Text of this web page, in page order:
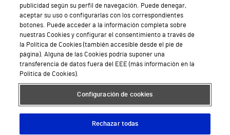
Trabajar en Vithas
Teléfono Cita Médica
Teléfono Atención al Cliente
Política de seguridad y salud en el trabajo
Conoce a Supervita
publicidad según su perfil de navegación. Puede denegar,
aceptar su uso o configurarlas con los correspondientes
botones. Puede acceder a la información completa sobre
nuestras Cookies y configurar el consentimiento a través de
la Política de Cookies (también accesible desde el pie de
página). Alguna de las Cookies podría suponer una
transferencia de datos fuera del EEE (más información en la
Política de Cookies).
Configuración de cookies
Rechazar todas